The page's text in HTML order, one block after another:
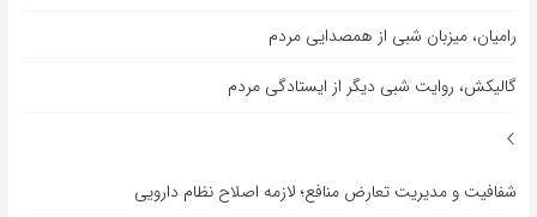
رامیان، میزبان شبی از همصدایی مردم
گالیکش، روایت شبی دیگر از ایستادگی مردم
شفافیت و مدیریت تعارض منافع؛ لازمه اصلاح نظام دارویی